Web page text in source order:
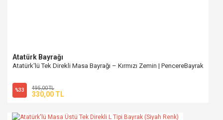
Atatürk Bayrağı
Atatürk'lü Tek Direkli Masa Bayrağı – Kırmızı Zemin | PencereBayrak
%33 495,00 TL
330,00 TL